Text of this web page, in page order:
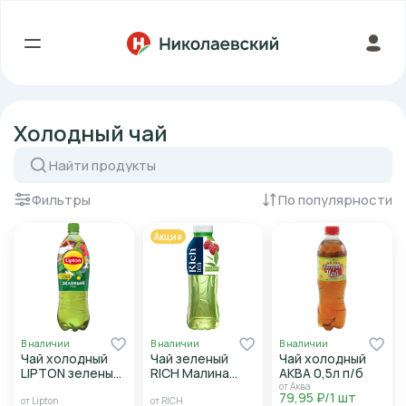
Холодный чай
Фильтры По популярности
В наличии
Чай холодный
LIPTON зеленый
от Lipton
Акция
В наличии
Чай зеленый
RICH Малина
от RICH
В наличии
Чай холодный
АКВА 0,5л п/б
от Аква
79,95 ₽/1 шт